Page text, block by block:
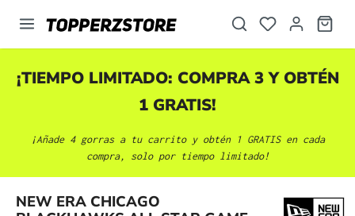
principal
¡TIEMPO LIMITADO: COMPRA 3 Y OBTÉN
1 GRATIS!
¡Añade 4 gorras a tu carrito y obtén 1 GRATIS en cada
compra, solo por tiempo limitado!
NEW ERA CHICAGO
Omitir galería de imágenes